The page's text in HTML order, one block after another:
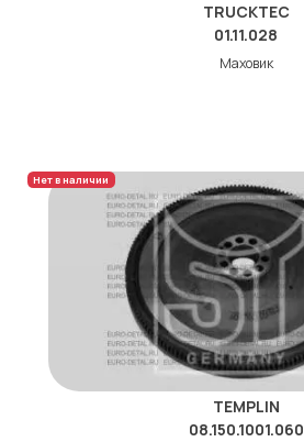
TRUCKTEC
01.11.028
Маховик
Нет в наличии
TEMPLIN
08.150.1001.060